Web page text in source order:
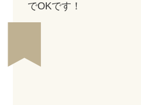
でOKです！